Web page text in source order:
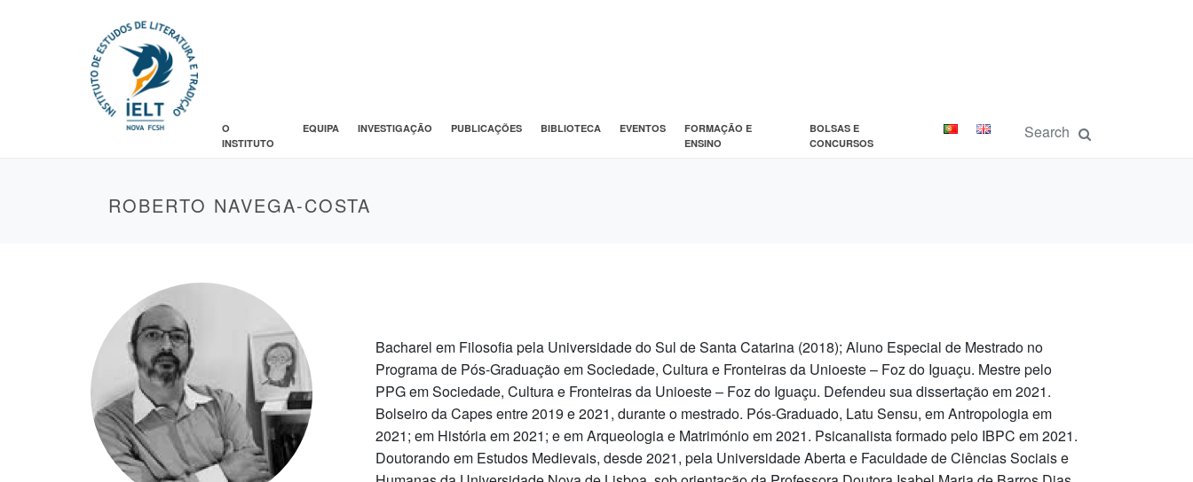
O
INSTITUTO
EQUIPA INVESTIGAÇÃO PUBLICAÇÕES BIBLIOTECA EVENTOS
FORMAÇÃO E
ENSINO
BOLSAS E
CONCURSOS
ROBERTO NAVEGA-COSTA
Bacharel em Filosofia pela Universidade do Sul de Santa Catarina (2018); Aluno Especial de Mestrado no
Programa de Pós-Graduação em Sociedade, Cultura e Fronteiras da Unioeste – Foz do Iguaçu. Mestre pelo
PPG em Sociedade, Cultura e Fronteiras da Unioeste – Foz do Iguaçu. Defendeu sua dissertação em 2021.
Bolseiro da Capes entre 2019 e 2021, durante o mestrado. Pós-Graduado, Latu Sensu, em Antropologia em
2021; em História em 2021; e em Arqueologia e Matrimónio em 2021. Psicanalista formado pelo IBPC em 2021.
Doutorando em Estudos Medievais, desde 2021, pela Universidade Aberta e Faculdade de Ciências Sociais e